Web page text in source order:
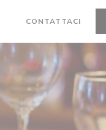
CONTATTACI